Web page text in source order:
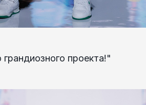
проекта!"